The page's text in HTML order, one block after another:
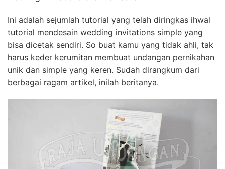
Ini adalah sejumlah tutorial yang telah diringkas ihwal
tutorial mendesain wedding invitations simple yang
bisa dicetak sendiri. So buat kamu yang tidak ahli, tak
harus keder kerumitan membuat undangan pernikahan
unik dan simple yang keren. Sudah dirangkum dari
berbagai ragam artikel, inilah beritanya.